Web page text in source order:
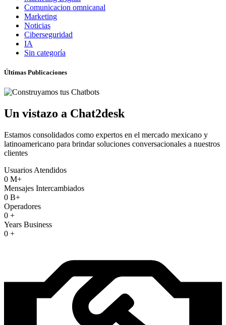
Comunicacion omnicanal
Marketing
Noticias
Ciberseguridad
IA
Sin categoría
Últimas Publicaciones
Un vistazo a Chat2desk
Estamos consolidados como expertos en el mercado mexicano y
latinoamericano para brindar soluciones conversacionales a nuestros
clientes
Usuarios Atendidos
0 M+
Mensajes Intercambiados
0 B+
Operadores
0 +
Years Business
0 +